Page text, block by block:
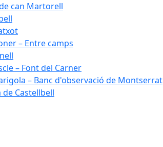
can Martorell
– Entre camps
– Font del Carner
– Banc d'observació de Montserrat
Castellbell